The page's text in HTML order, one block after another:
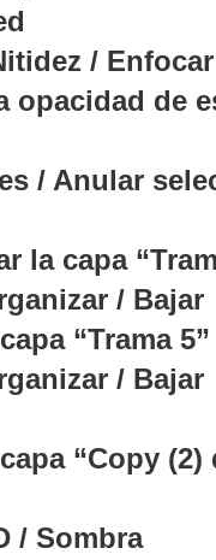
/
opacidad de
/ Anular
la capa
/ Bajar
“Trama 5”
/ Bajar
“Copy (2)
/ Sombra